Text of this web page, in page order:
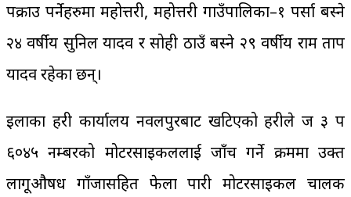
पक्राउ पर्नेहरुमा महोत्तरी, महोत्तरी गाउँपालिका–१ पर्सा बस्ने
२४ वर्षीय सुनिल यादव र सोही ठाउँ बस्ने २९ वर्षीय राम प्रताप
यादव रहेका छन्।
इलाका प्रहरी कार्यालय नवलपुरबाट खटिएको प्रहरीले ज ३ प
६०४५ नम्बरको मोटरसाइकललाई जाँच गर्ने क्रममा उक्त
लागूऔषध गाँजासहित फेला पारी मोटरसाइकल चालक